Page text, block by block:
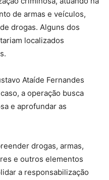
de armas e veículos,
drogas. Alguns dos
localizados
Ataíde Fernandes
a operação busca
e aprofundar as
drogas, armas,
e outros elementos
a responsabilização